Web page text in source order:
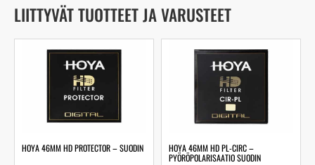
LIITTYVÄT TUOTTEET JA VARUSTEET
HOYA 46MM HD PROTECTOR – SUODIN
HOYA 46MM HD PL-CIRC –
PYÖRÖPOLARISAATIO SUODIN